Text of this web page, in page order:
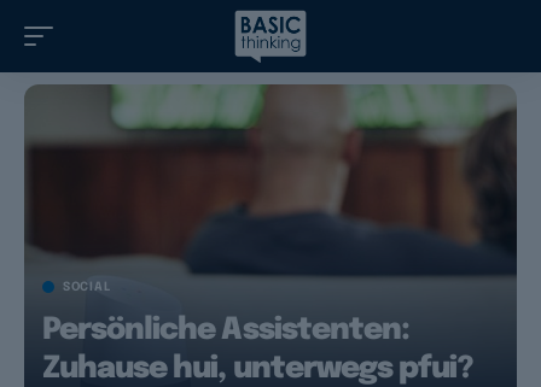
SOCIAL
Persönliche Assistenten:
Zuhause hui, unterwegs pfui?